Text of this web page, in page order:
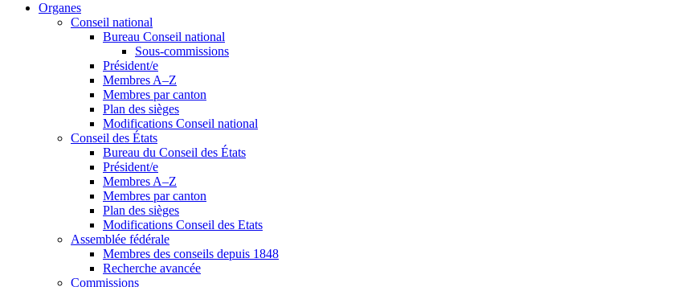
Organes
Conseil national
Bureau Conseil national
Sous-commissions
Président/e
Membres A–Z
Membres par canton
Plan des sièges
Modifications Conseil national
Conseil des États
Bureau du Conseil des États
Président/e
Membres A–Z
Membres par canton
Plan des sièges
Modifications Conseil des Etats
Assemblée fédérale
Membres des conseils depuis 1848
Recherche avancée
Commissions